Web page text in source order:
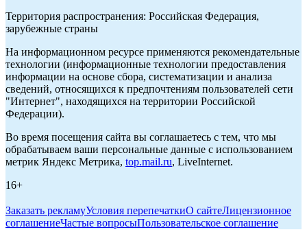
Территория распространения: Российская Федерация,
зарубежные страны
На информационном ресурсе применяются рекомендательные
технологии (информационные технологии предоставления
информации на основе сбора, систематизации и анализа
сведений, относящихся к предпочтениям пользователей сети
"Интернет", находящихся на территории Российской
Федерации).
Во время посещения сайта вы соглашаетесь с тем, что мы
обрабатываем ваши персональные данные с использованием
метрик Яндекс Метрика, top.mail.ru, LiveInternet.
16+
Заказать рекламуУсловия перепечаткиО сайтеЛицензионное
соглашениеЧастые вопросыПользовательское соглашение